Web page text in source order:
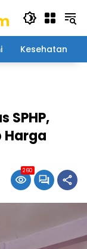
Kesehatan
SPHP,
Harga
260